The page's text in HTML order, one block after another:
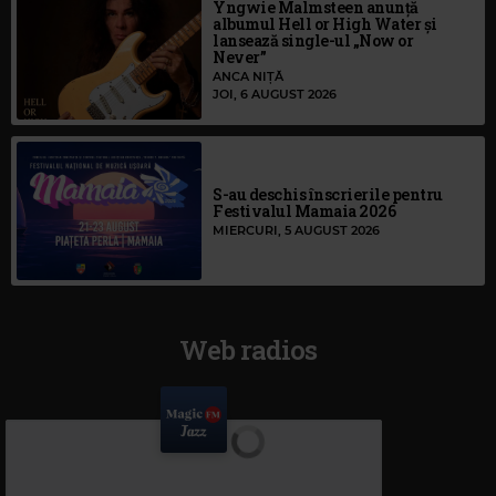
Yngwie Malmsteen anunță
albumul Hell or High Water și
lansează single-ul „Now or
Never”
ANCA NIȚĂ
JOI, 6 AUGUST 2026
S-au deschis înscrierile pentru
Festivalul Mamaia 2026
MIERCURI, 5 AUGUST 2026
Web radios